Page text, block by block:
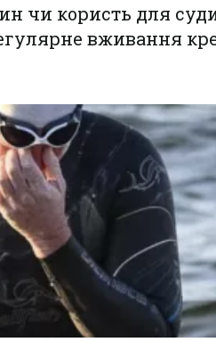
чи користь для
вживання